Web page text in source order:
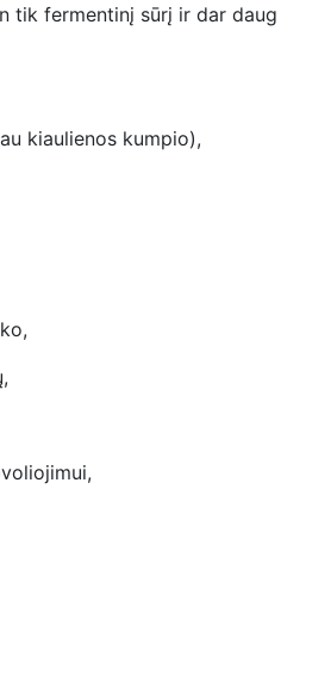
tik fermentinį sūrį ir dar daug
kiaulienos kumpio),